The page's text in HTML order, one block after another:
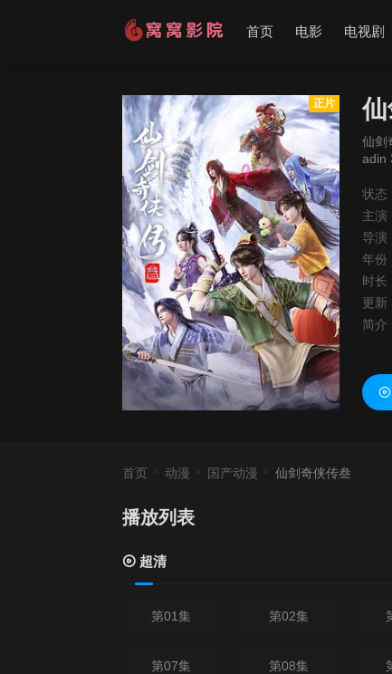
首页 电影 电视剧
正片
仙剑
adin
状态
主演
导演
年份
时长
更新
简介
首页 动漫 国产动漫 仙剑奇侠传叁
播放列表
超清
第01集 第02集
第07集 第08集